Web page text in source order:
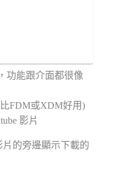
功能跟介面都很像
FDM或XDM好用)
影片
的旁邊顯示下載的